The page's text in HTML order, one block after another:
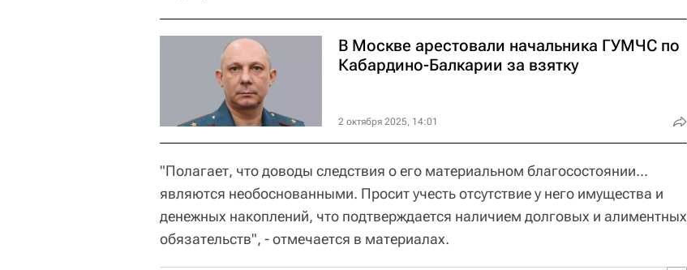
В Москве арестовали начальника ГУМЧС по
Кабардино-Балкарии за взятку
2 октября 2025, 14:01
"Полагает, что доводы следствия о его материальном благосостоянии...
являются необоснованными. Просит учесть отсутствие у него имущества и
денежных накоплений, что подтверждается наличием долговых и алиментных
обязательств", - отмечается в материалах.